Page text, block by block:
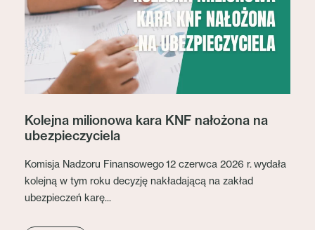
Kolejna milionowa kara KNF nałożona na
ubezpieczyciela
Komisja Nadzoru Finansowego 12 czerwca 2026 r. wydała
kolejną w tym roku decyzję nakładającą na zakład
ubezpieczeń karę...